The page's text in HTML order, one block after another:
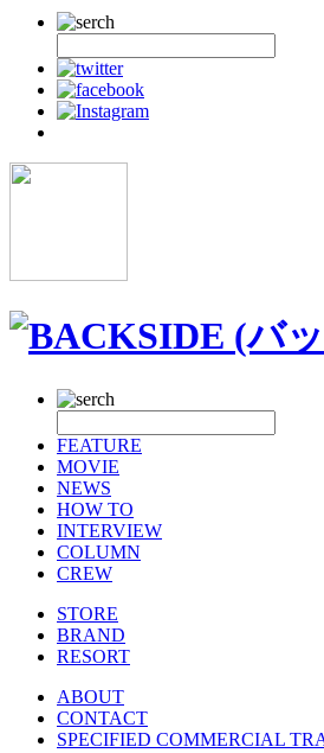
FEATURE
MOVIE
NEWS
HOW TO
INTERVIEW
COLUMN
CREW
STORE
BRAND
RESORT
ABOUT
CONTACT
SPECIFIED COMMERCIAL